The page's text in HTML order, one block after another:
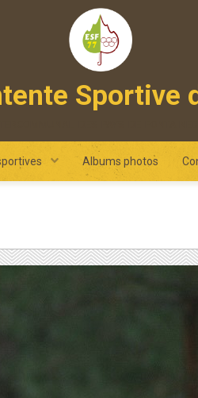
Sportive
Albums photos